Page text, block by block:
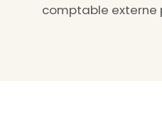
comptable externe